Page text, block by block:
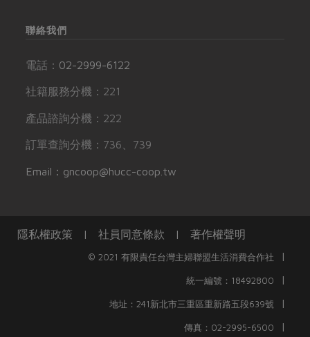
聯絡我們
電話： 02-2999-6122
社籍服務分機：221
產品諮詢分機：222
訂單查詢分機：736、739
Email：gncoop@hucc-coop.tw
隱私權政策 | 社員同意條款 | 著作權聲明
© 2021 有限責任台灣主婦聯盟生活消費合作社 |
統一編號：18492800 |
地址：241新北市三重區重新路五段639號 |
傳真：02-2995-6500 |